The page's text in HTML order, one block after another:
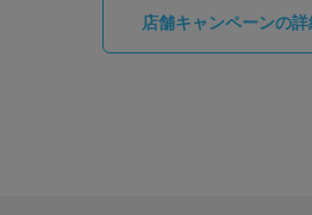
店舗キャンペーンの